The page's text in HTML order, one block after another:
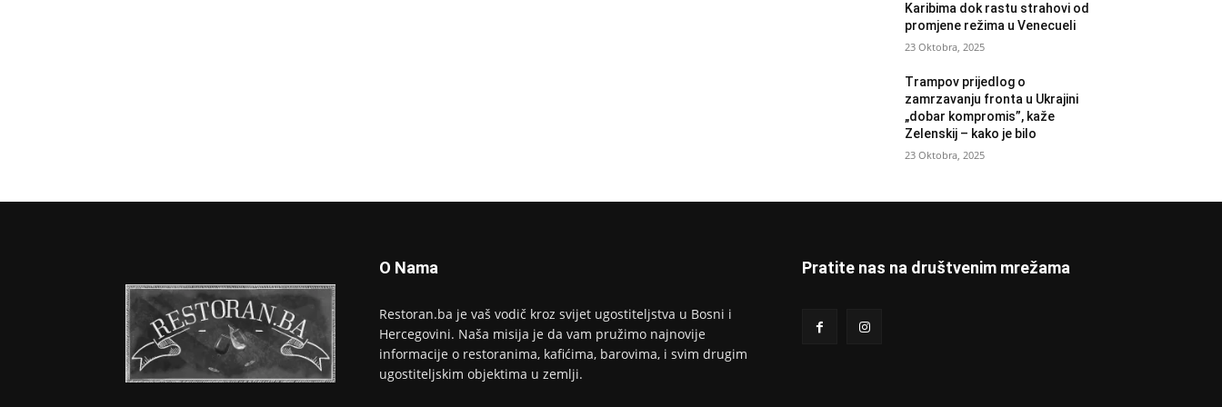
Karibima dok rastu strahovi od
promjene režima u Venecueli
23 Oktobra, 2025
Trampov prijedlog o
zamrzavanju fronta u Ukrajini
„dobar kompromis”, kaže
Zelenskij – kako je bilo
23 Oktobra, 2025
O Nama
Restoran.ba je vaš vodič kroz svijet ugostiteljstva u Bosni i
Hercegovini. Naša misija je da vam pružimo najnovije
informacije o restoranima, kafićima, barovima, i svim drugim
ugostiteljskim objektima u zemlji.
Pratite nas na društvenim mrežama